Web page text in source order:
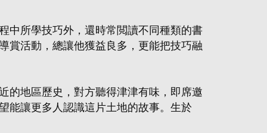
中所學技巧外，還時常閲讀不同種類的書
賞活動，總讓他獲益良多，更能把技巧融
的地區歷史，對方聽得津津有味，即席邀
能讓更多人認識這片土地的故事。生於